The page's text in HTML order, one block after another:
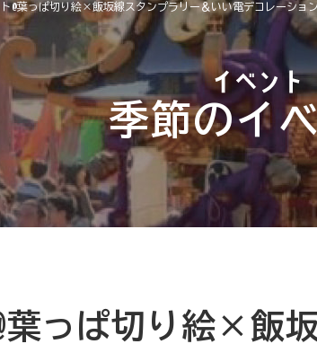
季節のイ
ト@葉っぱ切り絵×飯坂線スタンプラリー＆いい電デコレーション
葉っぱ切り絵×飯